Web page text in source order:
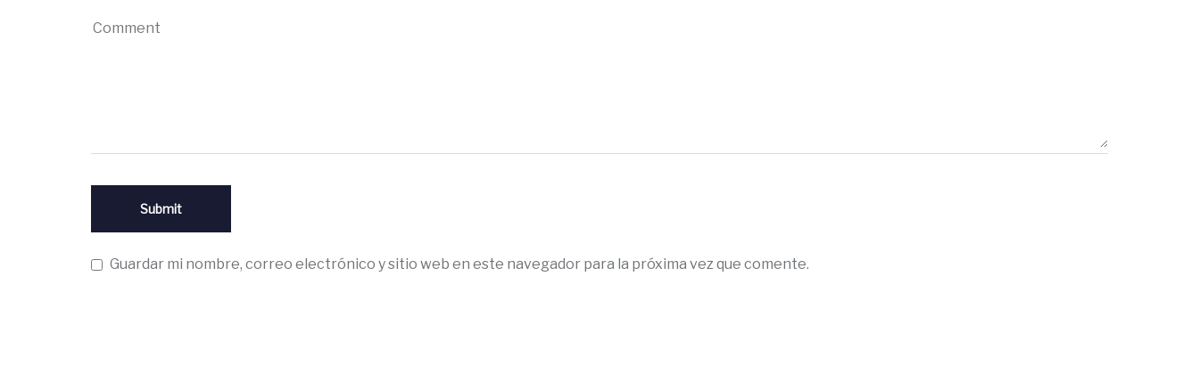
Guardar mi nombre, correo electrónico y sitio web en este navegador para la próxima vez que comente.